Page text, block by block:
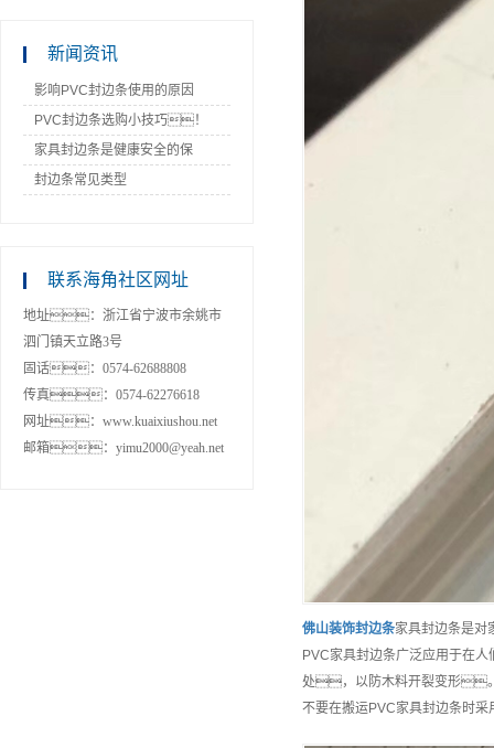
新闻资讯
影响PVC封边条使用的原因
PVC封边条选购小技巧！
家具封边条是健康安全的保
障！
封边条常见类型
联系海角社区网址
地址：浙江省宁波市余姚市
泗门镇天立路3号
固话：0574-62688808
传真：0574-62276618
网址：www.kuaixiushou.net
邮箱：yimu2000@yeah.net
佛山装饰封边条家具封边条是
PVC家具封边条广泛应用于在
处，以防木料开裂变形
不要在搬运PVC家具封边条